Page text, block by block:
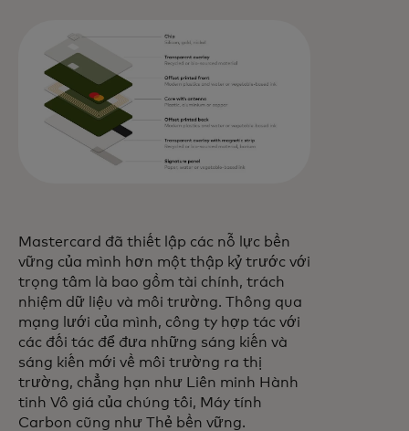
Mastercard đã thiết lập các nỗ lực bền
vững của mình hơn một thập kỷ trước với
trọng tâm là bao gồm tài chính, trách
nhiệm dữ liệu và môi trường. Thông qua
mạng lưới của mình, công ty hợp tác với
các đối tác để đưa những sáng kiến và
sáng kiến mới về môi trường ra thị
trường, chẳng hạn như Liên minh Hành
tinh Vô giá của chúng tôi, Máy tính
Carbon cũng như Thẻ bền vững.